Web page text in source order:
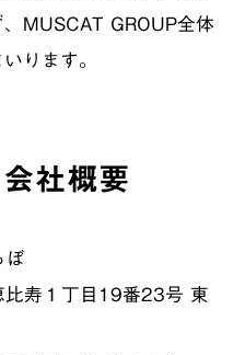
MUSCAT GROUP全体
ります。
社概要
比寿１丁目19番23号 東